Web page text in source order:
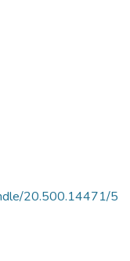
20.500.14471/5